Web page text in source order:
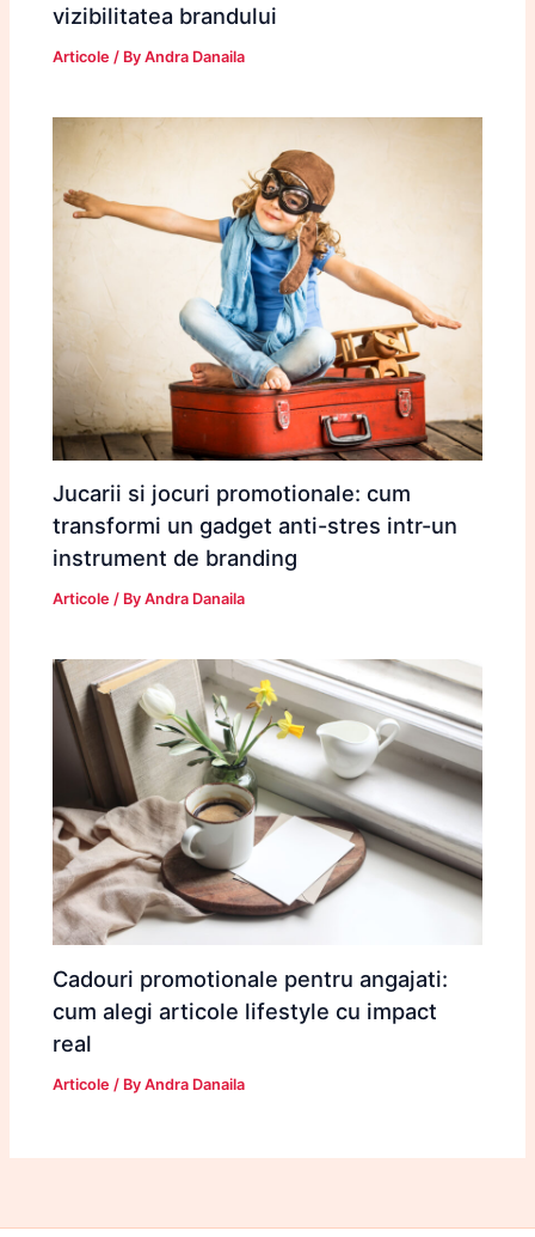
vizibilitatea brandului
Articole / ByAndra Danaila
Jucarii si jocuri promotionale: cum
transformi un gadget anti-stres intr-un
instrument de branding
Articole / ByAndra Danaila
Cadouri promotionale pentru angajati:
cum alegi articole lifestyle cu impact
real
Articole / ByAndra Danaila